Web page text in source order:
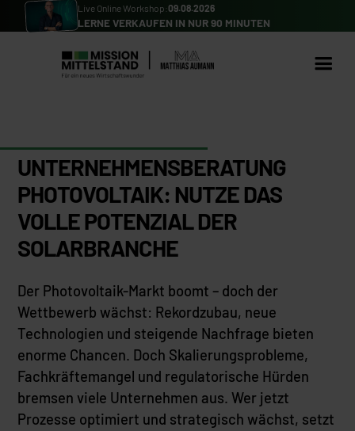
Live Online Workshop:09.08.2026
LERNE VERKAUFEN IN NUR 90 MINUTEN
UNTERNEHMENSBERATUNG
PHOTOVOLTAIK: NUTZE DAS
VOLLE POTENZIAL DER
SOLARBRANCHE
Der Photovoltaik-Markt boomt – doch der
Wettbewerb wächst: Rekordzubau, neue
Technologien und steigende Nachfrage bieten
enorme Chancen. Doch Skalierungsprobleme,
Fachkräftemangel und regulatorische Hürden
bremsen viele Unternehmen aus. Wer jetzt
Prozesse optimiert und strategisch wächst, setzt